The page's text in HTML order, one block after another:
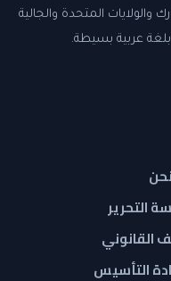
والولايات المتحدة والجالية
عربية بسيطة.
التحرير
القانوني
التأسيس